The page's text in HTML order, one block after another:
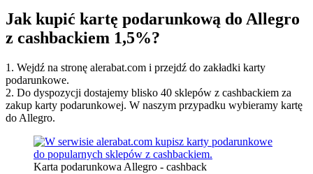
Jak kupić kartę podarunkową do Allegro
z cashbackiem 1,5%?
1. Wejdź na stronę alerabat.com i przejdź do zakładki karty
podarunkowe.
2. Do dyspozycji dostajemy blisko 40 sklepów z cashbackiem za
zakup karty podarunkowej. W naszym przypadku wybieramy kartę
do Allegro.
Karta podarunkowa Allegro - cashback